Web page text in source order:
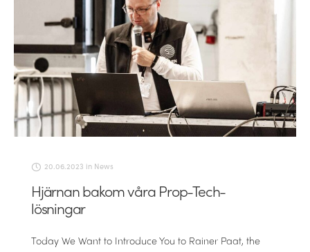
20.06.2023 in News
Hjärnan bakom våra Prop-Tech-
lösningar
Today We Want to Introduce You to Rainer Paat, the